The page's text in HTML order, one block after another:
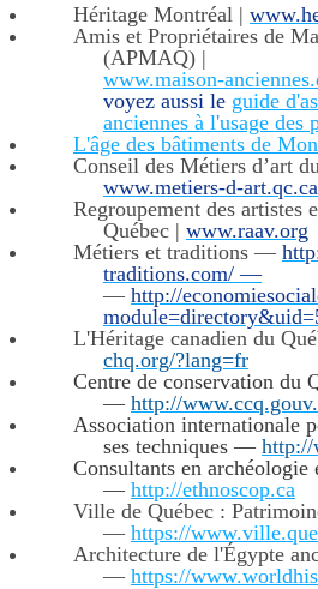
Héritage Montréal |
Amis et Propriétaires de
(APMAQ) |
www.maison-
voyez aussi le guide
anciennes à l'usage des
L'âge des bâtiments de
Conseil des Métiers d’art
www.metiers-d-art.qc.ca
Regroupement des artistes
Québec | www.raav.org
Métiers et traditions —
traditions.com/ —
— http://
L'Héritage canadien du
chq.org/?lang=fr
Centre de conservation du
— http://
Association internationale
ses techniques — http://
Consultants en
— http://ethnoscop.ca
Ville de Québec :
— https://
Architecture de l'Égypte
— https://